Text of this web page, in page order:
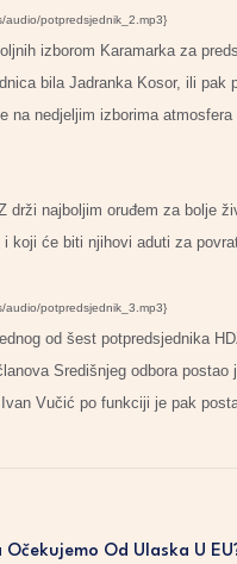
audio/potpredsjednik_2.mp3}
izborom Karamarka za
bila Jadranka Kosor, ili
na nedjeljim izborima
drži najboljim oruđem za bolje
koji će biti njihovi aduti za
audio/potpredsjednik_3.mp3}
od šest potpredsjednika
Središnjeg odbora
Vučić po funkciji je pak
Od Ulaska U